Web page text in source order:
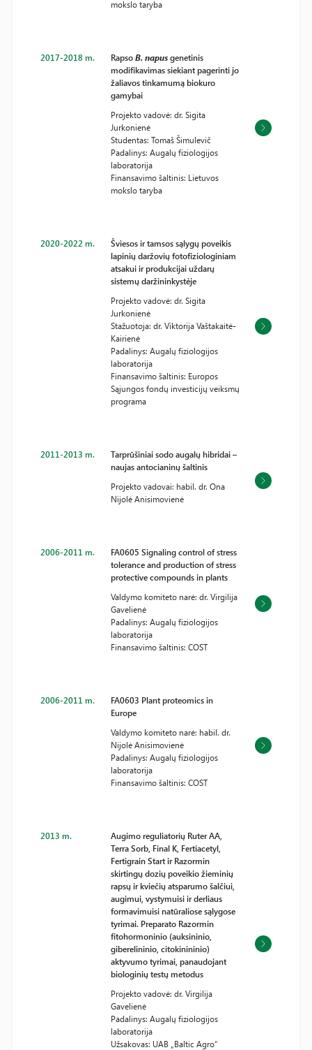
mokslo taryba
2017-2018 m. RapsoB. napusgenetinis
modifikavimas siekiant pagerinti jo
žaliavos tinkamumą biokuro
gamybai
Projekto vadovė: dr. Sigita
Jurkonienė
Studentas: Tomaš Šimulevič
Padalinys: Augalų fiziologijos
laboratorija
Finansavimo šaltinis: Lietuvos
mokslo taryba
2020-2022 m.
Šviesos ir tamsos sąlygų poveikis
lapinių daržovių fotofiziologiniam
atsakui ir produkcijai uždarų
sistemų daržininkystėje
Projekto vadovė: dr. Sigita
Jurkonienė
Stažuotoja: dr. Viktorija Vaštakaitė-
Kairienė
Padalinys: Augalų fiziologijos
laboratorija
Finansavimo šaltinis: Europos
Sąjungos fondų investicijų veiksmų
programa
2011-2013 m.
Tarprūšiniai sodo augalų hibridai –
naujas antocianinų šaltinis
Projekto vadovai: habil. dr. Ona
Nijolė Anisimovienė
2006-2011 m.
FA0605 Signaling control of stress
tolerance and production of stress
protective compounds in plants
Valdymo komiteto narė: dr. Virgilija
Gavelienė
Padalinys: Augalų fiziologijos
laboratorija
Finansavimo šaltinis: COST
2006-2011 m.
FA0603 Plant proteomics in
Europe
Valdymo komiteto narė: habil. dr.
Nijolė Anisimovienė
Padalinys: Augalų fiziologijos
laboratorija
Finansavimo šaltinis: COST
2013 m.
Augimo reguliatorių Ruter AA,
Terra Sorb, Final K, Fertiacetyl,
Fertigrain Start ir Razormin
skirtingų dozių poveikio žieminių
rapsų ir kviečių atsparumo šalčiui,
augimui, vystymuisi ir derliaus
formavimuisi natūraliose sąlygose
tyrimai. Preparato Razormin
fitohormoninio (auksininio,
giberelininio, citokinininio)
aktyvumo tyrimai, panaudojant
biologinių testų metodus
Projekto vadovė: dr. Virgilija
Gavelienė
Padalinys: Augalų fiziologijos
laboratorija
Užsakovas: UAB „Baltic Agro“